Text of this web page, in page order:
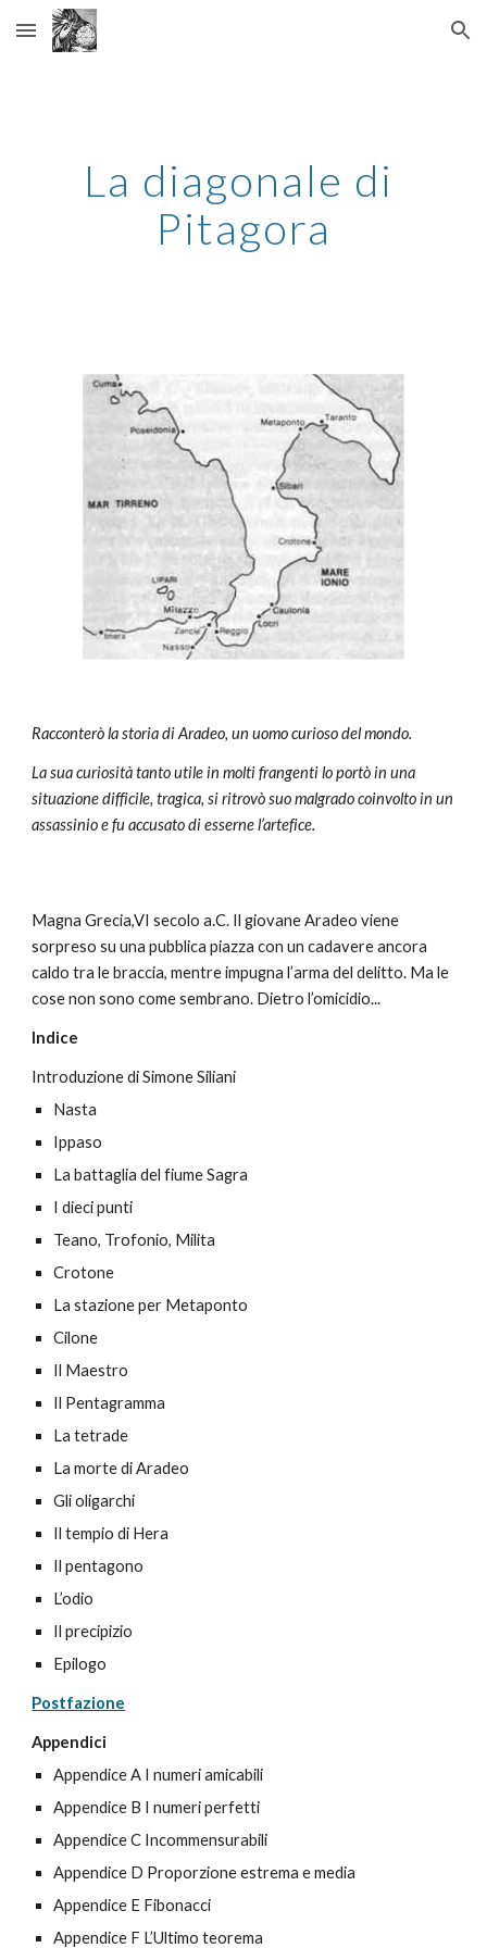
Skip to main content Skip to navigation
La diagonale di
Pitagora
Racconterò la storia di Aradeo, un uomo curioso del mondo.
La sua curiosità tanto utile in molti frangenti lo portò in una
situazione difficile, tragica, si ritrovò suo malgrado coinvolto in un
assassinio e fu accusato di esserne l’artefice.
Magna Grecia,VI secolo a.C. Il giovane Aradeo viene
sorpreso su una pubblica piazza con un cadavere ancora
caldo tra le braccia, mentre impugna l’arma del delitto. Ma le
cose non sono come sembrano. Dietro l’omicidio...
Indice
Introduzione di Simone Siliani
Nasta
Ippaso
La battaglia del fiume Sagra
I dieci punti
Teano, Trofonio, Milita
Crotone
La stazione per Metaponto
Cilone
Il Maestro
Il Pentagramma
La tetrade
La morte di Aradeo
Gli oligarchi
Il tempio di Hera
Il pentagono
L’odio
Il precipizio
Epilogo
Postfazione
Appendici
Appendice A I numeri amicabili
Appendice B I numeri perfetti
Appendice C Incommensurabili
Appendice D Proporzione estrema e media
Appendice E Fibonacci
Appendice F L’Ultimo teorema